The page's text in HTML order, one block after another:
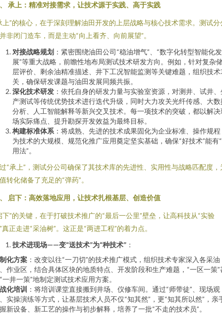
承上：精准对接需求，让技术源于实践、高于实践
上”的核心，在于深刻理解油田开发的上层战略与核心技术需求。测试分
非闭门造车，而是主动“向上看齐、向前展望”。
对接战略规划 ：紧密围绕油田公司“稳油增气”、“数字化转型智能化发
展”等重大战略，前瞻性地布局测试技术研发方向。例如，针对复杂
层评价、剩余油精准描述、井下工况智能监测等关键难题，组织技术
关，确保研发课题与油田发展同频共振。
深化技术研发 ：依托自身的研发力量与实验室资源，对测井、试井、
产测试等传统优势技术进行迭代升级，同时大力攻关光纤传感、大数
分析、人工智能解释等新兴交叉技术。每一项技术的突破，都以解决
场实际痛点、提升勘探开发效益为最终目标。
构建标准体系 ：将成熟、先进的技术成果固化为企业标准、操作规程
为技术的大规模、规范化推广应用奠定坚实基础，确保“好技术”能有
用法”。
“承上”，测试分公司确保了其技术库的先进性、实用性与战略匹配度，
转化储备了充足的“弹药”。
启下：高效落地应用，让技术扎根基层、创造价值
下”的关键，在于打破技术推广的“最后一公里”壁垒，让高科技从“实验
真正走进“采油树”。这正是“两进工程”的着力点。
技术进现场——变“送技术”为“种技术” ：
化方案 ：改变以往“一刀切”的技术推广模式，组织技术专家深入各采油
作业区，结合具体区块的地质特点、开发阶段和生产难题，“一区一策”
一井一策”地制定测试技术应用方案。
化培训 ：将培训课堂直接搬到井场、仪修车间。通过“师带徒”、现场观
实操演练等方式，让基层技术人员不仅“知其然”，更“知其所以然”，亲
新设备、新工艺的操作与初步解释，培养了一批“不走的技术员”。